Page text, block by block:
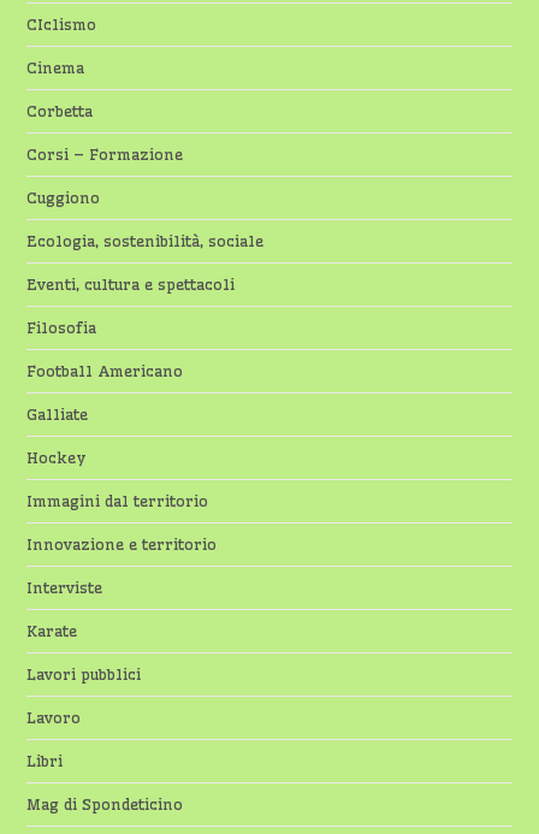
CIclismo
Cinema
Corbetta
Corsi – Formazione
Cuggiono
Ecologia, sostenibilità, sociale
Eventi, cultura e spettacoli
Filosofia
Football Americano
Galliate
Hockey
Immagini dal territorio
Innovazione e territorio
Interviste
Karate
Lavori pubblici
Lavoro
Libri
Mag di Spondeticino